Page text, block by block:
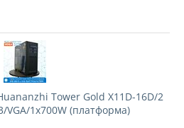
Tower Gold X11D-16D/2
VGA/1x700W (платформа)